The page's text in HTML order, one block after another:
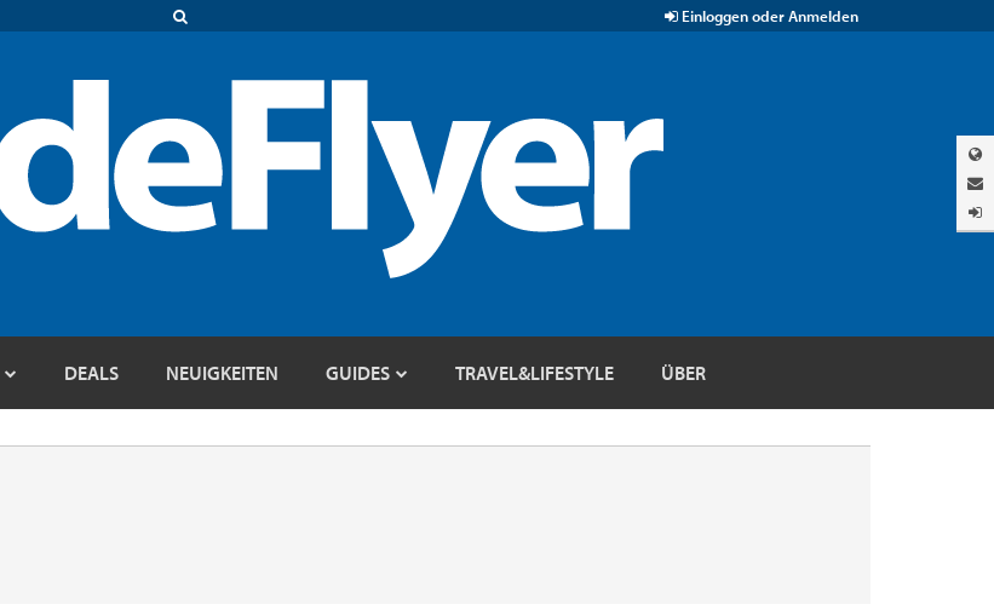
Einloggen oder Anmelden
DEALS NEUIGKEITEN GUIDES TRAVEL&LIFESTYLE ÜBER